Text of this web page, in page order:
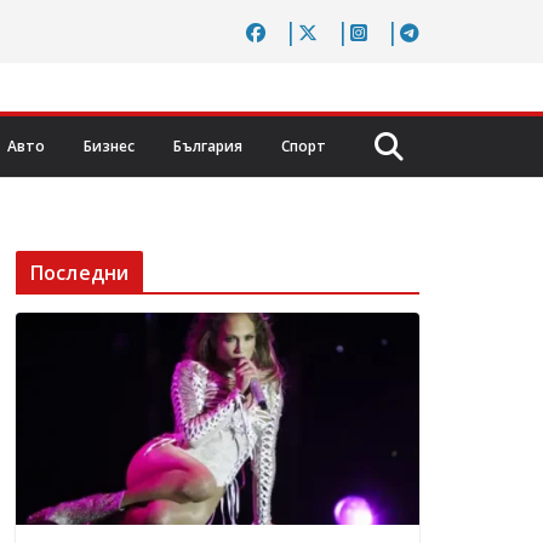
Авто Бизнес България Спорт
Последни